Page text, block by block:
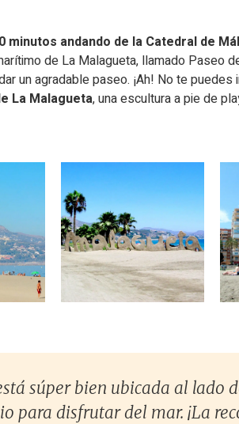
minutos andando de la Catedral de
de La Malagueta, llamado Paseo
un agradable paseo. ¡Ah! No te puedes
La Malagueta, una escultura a pie de
súper bien ubicada al lado
para disfrutar del mar. ¡La